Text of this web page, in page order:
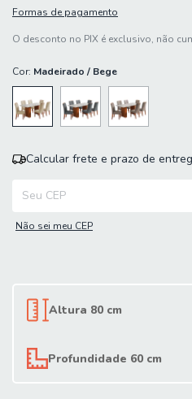
Formas de pagamento
O desconto no PIX é exclusivo, não
Cor: Madeirado / Bege
Calcular frete e prazo de
Não sei meu CEP
Altura 80 cm
Profundidade 60 cm